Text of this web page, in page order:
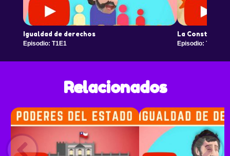
Igualdad de derechos
Episodio: T1E1
La
Episodio: T1E2
Relacionados